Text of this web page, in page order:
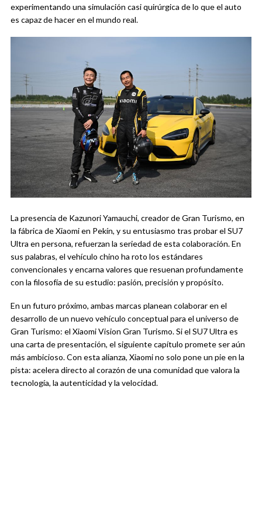
experimentando una simulación casi quirúrgica de lo que el auto
es capaz de hacer en el mundo real.
La presencia de Kazunori Yamauchi, creador de Gran Turismo, en
la fábrica de Xiaomi en Pekín, y su entusiasmo tras probar el SU7
Ultra en persona, refuerzan la seriedad de esta colaboración. En
sus palabras, el vehículo chino ha roto los estándares
convencionales y encarna valores que resuenan profundamente
con la filosofía de su estudio: pasión, precisión y propósito.
En un futuro próximo, ambas marcas planean colaborar en el
desarrollo de un nuevo vehículo conceptual para el universo de
Gran Turismo: el Xiaomi Vision Gran Turismo. Si el SU7 Ultra es
una carta de presentación, el siguiente capítulo promete ser aún
más ambicioso. Con esta alianza, Xiaomi no solo pone un pie en la
pista: acelera directo al corazón de una comunidad que valora la
tecnología, la autenticidad y la velocidad.